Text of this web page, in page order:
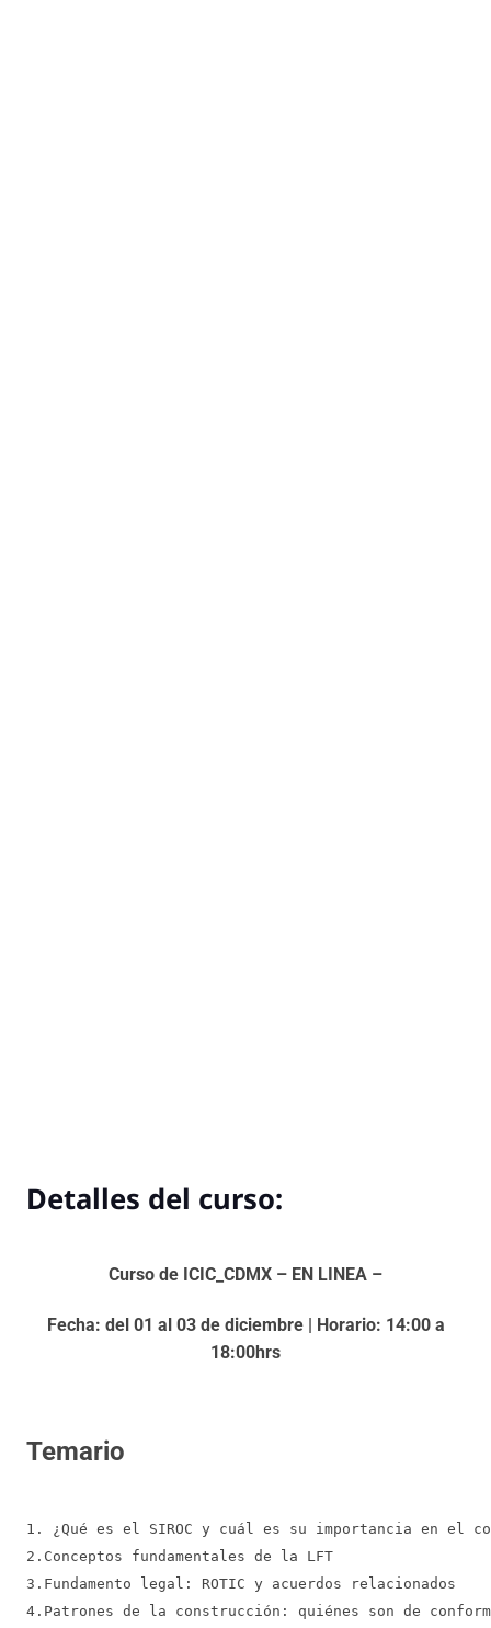
Detalles del curso:
Curso de ICIC_CDMX – EN LINEA –
Fecha: del 01 al 03 de diciembre | Horario: 14:00 a
18:00hrs
Temario
1. ¿Qué es el SIROC y cuál es su importancia en el
2.Conceptos fundamentales de la LFT
3.Fundamento legal: ROTIC y acuerdos relacionados
4.Patrones de la construcción: quiénes son de